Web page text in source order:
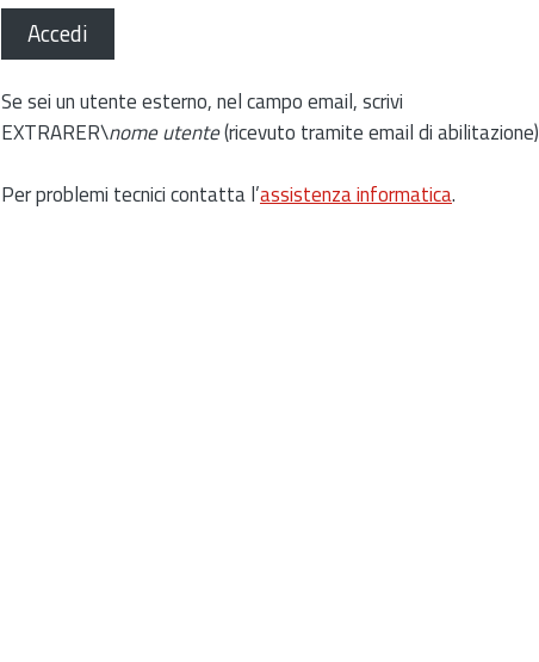
Accedi
Se sei un utente esterno, nel campo email, scrivi
EXTRARER\nome utente(ricevuto tramite email di abilitazione)
Per problemi tecnici contatta l’assistenza informatica.